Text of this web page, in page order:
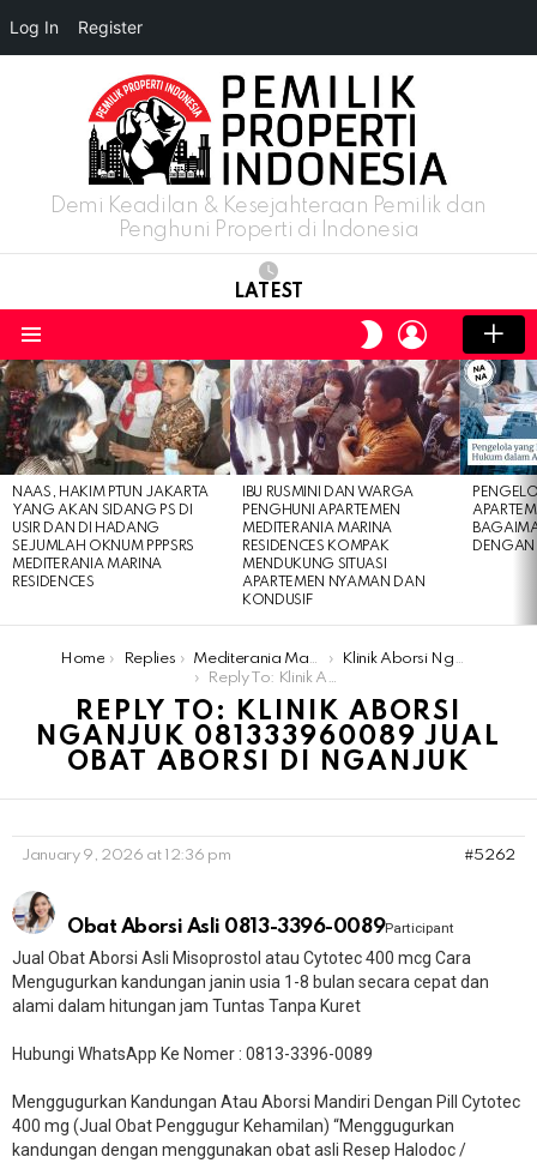
Demi Keadilan & Kesejahteraan Pemilik dan
Penghuni Properti di Indonesia
LATEST
SWITCH
SKIN
LOGIN
LATEST
STORIES
NAAS, HAKIM PTUN JAKARTA
YANG AKAN SIDANG PS DI
USIR DAN DI HADANG
SEJUMLAH OKNUM PPPSRS
MEDITERANIA MARINA
RESIDENCES
IBU RUSMINI DAN WARGA
PENGHUNI APARTEMEN
MEDITERANIA MARINA
RESIDENCES KOMPAK
MENDUKUNG SITUASI
APARTEMEN NYAMAN DAN
KONDUSIF
DENGAN
You are here:
Home Replies Mediterania Marina Residences
Klinik Aborsi Nganjuk 081333960089 Jual Obat Aborsi Di Nganjuk
Reply To: Klinik Aborsi Nganjuk 081333960089 Jual Obat Aborsi Di Nganjuk
REPLY TO: KLINIK ABORSI
NGANJUK 081333960089 JUAL
OBAT ABORSI DI NGANJUK
January 9, 2026 at 12:36 pm #5262
Obat Aborsi Asli 0813-3396-0089Participant
Jual Obat Aborsi Asli Misoprostol atau Cytotec 400 mcg Cara
Mengugurkan kandungan janin usia 1-8 bulan secara cepat dan
alami dalam hitungan jam Tuntas Tanpa Kuret
Hubungi WhatsApp Ke Nomer : 0813-3396-0089​
Menggugurkan Kandungan Atau Aborsi Mandiri Dengan Pill Cytotec
400 mg (Jual Obat Penggugur Kehamilan) “Menggugurkan
kandungan dengan menggunakan obat asli Resep Halodoc /
Log In Register